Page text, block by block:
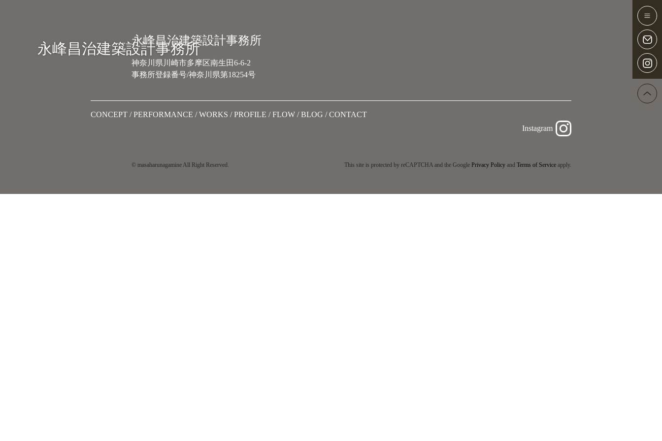
Main Navigation
永峰昌治建築設計事務所
永峰昌治建築設計事務所
神奈川県川崎市多摩区南生田6-6-2
事務所登録番号/神奈川県第18254号
CONCEPT PERFORMANCE WORKS PROFILE FLOW BLOG
CONTACT
Instagram
© masaharunagamine All Right Reserved. This site is protected by reCAPTCHA and the Google Privacy Policyand Terms of Serviceapply.